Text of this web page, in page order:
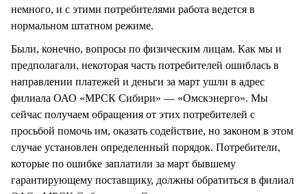
немного, и с этими потребителями работа ведется в
нормальном штатном режиме.
Были, конечно, вопросы по физическим лицам. Как мы и
предполагали, некоторая часть потребителей ошиблась в
направлении платежей и деньги за март ушли в адрес
филиала ОАО «МРСК Сибири» — «Омскэнерго». Мы
сейчас получаем обращения от этих потребителей с
просьбой помочь им, оказать содействие, но законом в этом
случае установлен определенный порядок. Потребители,
которые по ошибке заплатили за март бывшему
гарантирующему поставщику, должны обратиться в филиал